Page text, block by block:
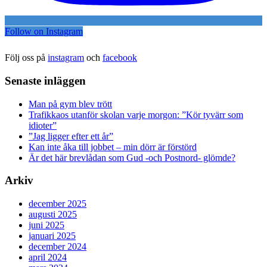
Follow on Instagram
Följ oss på instagram och facebook
Senaste inläggen
Man på gym blev trött
Trafikkaos utanför skolan varje morgon: ”Kör tyvärr som
idioter”
”Jag ligger efter ett år”
Kan inte åka till jobbet – min dörr är förstörd
Är det här brevlådan som Gud -och Postnord- glömde?
Arkiv
december 2025
augusti 2025
juni 2025
januari 2025
december 2024
april 2024